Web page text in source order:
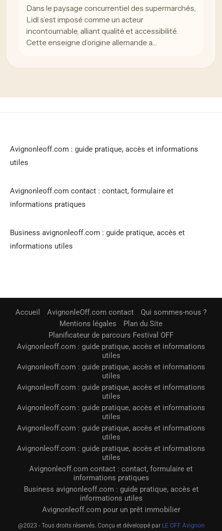
Dans le paysage concurrentiel des supermarchés,
Lidl s’est imposé comme un acteur
incontournable, alliant qualité et accessibilité.
Cette enseigne d’origine allemande a…
Avignonleoff.com : guide pratique, accès et informations
utiles
Avignonleoff.com contact : contact, formulaire et
informations pratiques
Business avignonleoff.com : guide pratique, accès et
informations utiles
Accueil AvignonleOff.com contact
Qui sommes-nous ?
Mentions légales
Plan du Site
Planificateur de parcours Festival OFF
Avignonleoff.com : guide pratique, accès et informations
utiles
Avignonleoff.com : guide pratique, accès et informations
utiles
Avignonleoff.com : guide pratique, accès et informations
utiles
Avignonleoff.com : guide pratique, accès et informations
utiles
Avignonleoff.com : guide pratique, accès et informations
utiles
Avignonleoff.com : guide pratique, accès et informations
utiles
Avignonleoff.com contact : contact, formulaire et
informations pratiques
Business avignonleoff.com : guide pratique, accès et
informations utiles
Avignonleoff.com pour un prêt immobilier
@2023 - Tous droits réservés. Conçu et développé par LE OFF Avignon